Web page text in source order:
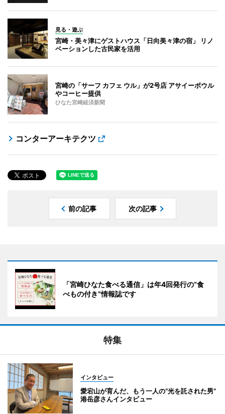
見る・遊ぶ
宮崎・美々津にゲストハウス「日向美々津の宿」 リノ
ベーションした古民家を活用
宮崎の「サーフ カフェ ウル」が2号店 アサイーボウル
やコーヒー提供
ひなた宮崎経済新聞
コンターアーキテクツ
前の記事 次の記事
「宮崎ひなた食べる通信」は年4回発行の“食
べもの付き”情報誌です
特集
インタビュー
愛宕山が育んだ、もう一人の“光を託された男”
港岳彦さんインタビュー